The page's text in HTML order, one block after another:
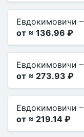
Евдокимовичи –
от ≈ 136.96 ₽
Евдокимовичи –
от ≈ 273.93 ₽
Евдокимовичи –
от ≈ 219.14 ₽